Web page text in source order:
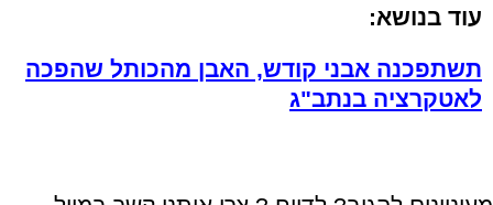
עוד בנושא:
תשתפכנה אבני קודש, האבן מהכותל שהפכה
לאטקרציה בנתב"ג